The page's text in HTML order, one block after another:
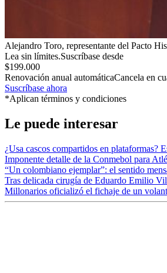
Alejandro Toro, representante del Pacto
Lea sin límites.Suscríbase desde
$199.000
Renovación anual automáticaCancela en
Suscríbase ahora
*Aplican términos y condiciones
Le puede interesar
¿Usa cascos compartidos en plataformas?
Imponente detalle de la Conmebol para
“Un colombiano ejemplar”: el sentido
Tras delicada cirugía de Eduardo Emilio
Millonarios oficializó el fichaje de un